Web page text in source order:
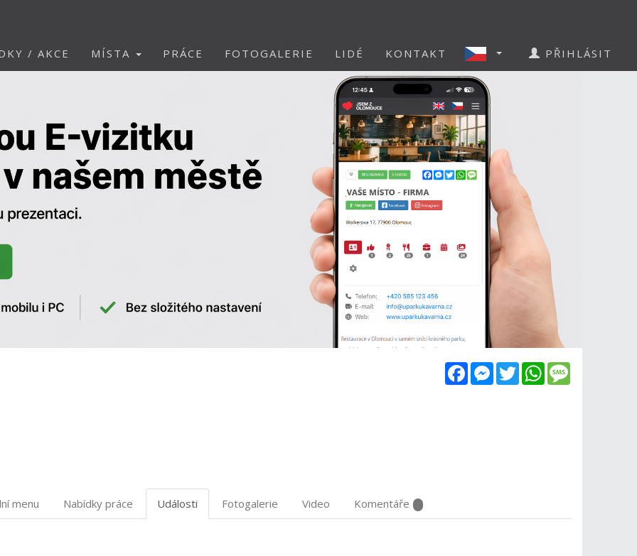
/ AKCE MÍSTA PRÁCE FOTOGALERIE LIDÉ KONTAKT PŘIHLÁSIT
FacebookMessenger
TwitterWhatsApp
menu Nabídky práce Události Fotogalerie Video Komentáře